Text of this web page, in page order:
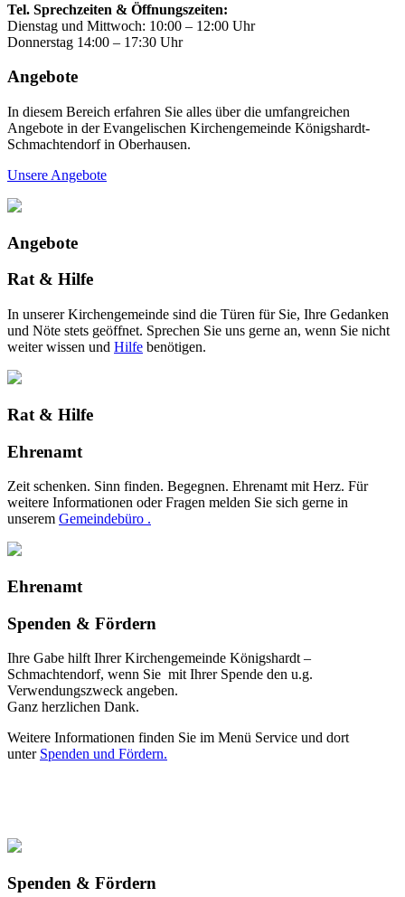
Tel. Sprechzeiten & Öffnungszeiten:
Dienstag und Mittwoch: 10:00 – 12:00 Uhr
Donnerstag 14:00 – 17:30 Uhr
Angebote
In diesem Bereich erfahren Sie alles über die umfangreichen
Angebote in der Evangelischen Kirchengemeinde Königshardt-
Schmachtendorf in Oberhausen.
Unsere Angebote
Angebote
Rat & Hilfe
In unserer Kirchengemeinde sind die Türen für Sie, Ihre Gedanken
und Nöte stets geöffnet. Sprechen Sie uns gerne an, wenn Sie nicht
weiter wissen und Hilfe benötigen.
Rat & Hilfe
Ehrenamt
Zeit schenken. Sinn finden. Begegnen. Ehrenamt mit Herz. Für
weitere Informationen oder Fragen melden Sie sich gerne in
unserem Gemeindebüro .
Ehrenamt
Spenden & Fördern
Ihre Gabe hilft Ihrer Kirchengemeinde Königshardt –
Schmachtendorf, wenn Sie mit Ihrer Spende den u.g.
Verwendungszweck angeben.
Ganz herzlichen Dank.
Weitere Informationen finden Sie im Menü Service und dort
unter Spenden und Fördern.
Spenden & Fördern